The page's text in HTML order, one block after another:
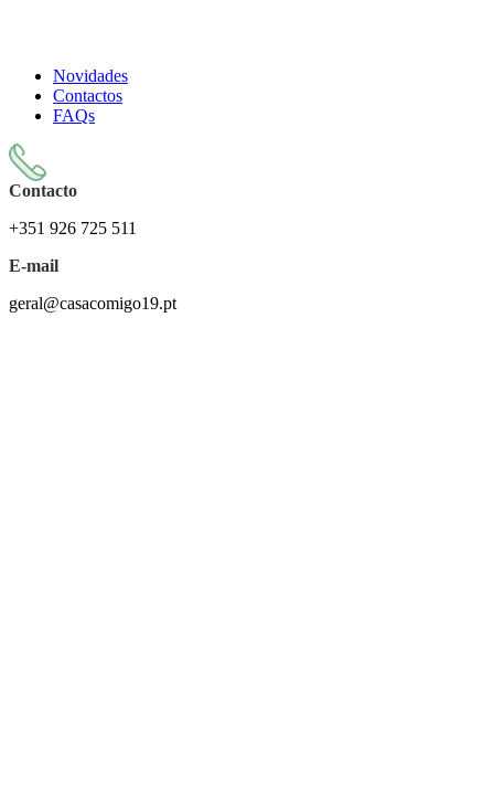
Novidades
Contactos
FAQs
Contacto
+351 926 725 511
E-mail
geral@casacomigo19.pt